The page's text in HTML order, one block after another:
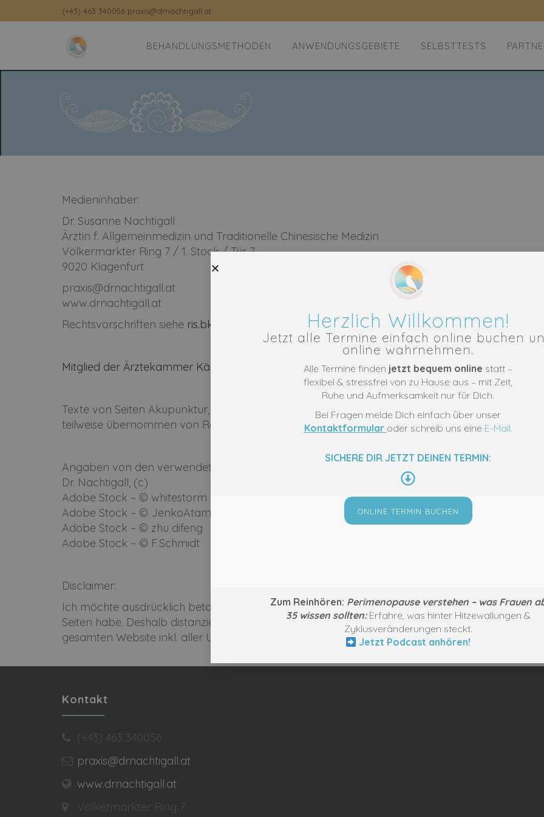
(+43) 463 340056 praxis@drnachtigall.at
BEHANDLUNGSMETHODEN ANWENDUNGSGEBIETE SELBSTTESTS
Medieninhaber:
Dr. Susanne Nachtigall
Ärztin f. Allgemeinmedizin und Traditionelle Chinesische Medizin
Völkermarkter Ring 7 / 1. Stock / Tür 7
9020 Klagenfurt
praxis@drnachtigall.at
www.drnachtigall.at
Rechtsvorschriften siehe ris.bka.gv.at
Mitglied der Ärztekammer Kärnten
Texte von Seiten Akupunktur, Pulsdiagnose u. Schmerzen:
teilweise übernommen von Robert Doane
www.acupuncturewellness.net
Angaben von den verwendeten Fotos:
Dr. Nachtigall, (c)
Adobe Stock – © whitestorm
Adobe Stock – © JenkoAtaman
Adobe Stock – © zhu difeng
Adobe Stock – © F.Schmidt
Disclaimer:
Ich möchte ausdrücklich betonen, dass ich in keiner Weise Einfluss auf den Inhalt der verlinkten
Seiten habe. Deshalb distanziere ich mich hiermit von allen Inhalten aller verlinkten Seiten auf
gesamten Website inkl. aller Unterseiten und den weiterhin verlinkten Pages.
Kontakt
(+43) 463 340056
praxis@drnachtigall.at
www.drnachtigall.at
Völkermarkter Ring 7
Herzlich Willkommen!
Jetzt alle Termine einfach online buchen
online wahrnehmen.
Alle Termine finden jetzt bequem online statt –
flexibel & stressfrei von zu Hause aus – mit Zeit,
Ruhe und Aufmerksamkeit nur für Dich.
Bei Fragen melde Dich einfach über unser
Kontaktformular oder schreib uns eine E-Mail.
SICHERE DIR JETZT DEINEN TERMIN:
ONLINE TERMIN BUCHEN
Zum Reinhören: Perimenopause verstehen – was Frauen
35 wissen sollten: Erfahre, was hinter Hitzewallungen &
Zyklusveränderungen steckt.
Jetzt Podcast anhören!